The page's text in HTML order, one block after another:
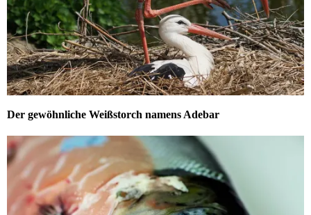
Der gewöhnliche Weißstorch namens Adebar